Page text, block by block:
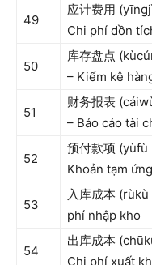
49
应计费用
Chi phí dồn
50
库存盘点
– Kiểm kê
51
财务报表
– Báo cáo tài
52
预付款项
Khoản tạm ứng
53
入库成本
phí nhập kho
54
出库成本
Chi phí xuất